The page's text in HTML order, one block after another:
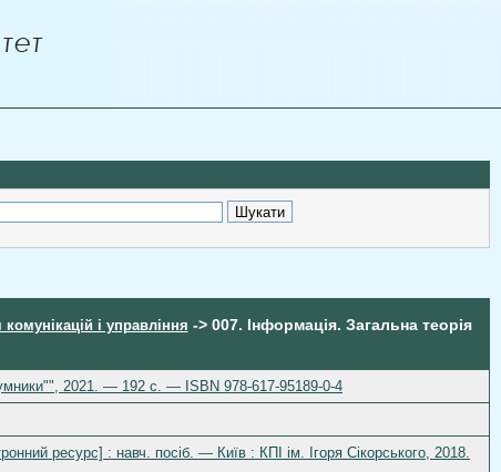
і управління -> 007. Інформація. Загальна теорія
2021. — 192 с. — ISBN 978-617-95189-0-4
ресурс] : навч. посіб. — Київ : КПІ ім. Ігоря Сікорського, 2018.